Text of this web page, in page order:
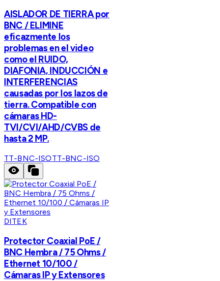
AISLADOR DE TIERRA por
BNC / ELIMINE
eficazmente los
problemas en el video
como el RUIDO,
DIAFONIA, INDUCCIÓN e
INTERFERENCIAS
causadas por los lazos de
tierra. Compatible con
cámaras HD-
TVI/CVI/AHD/CVBS de
hasta 2 MP.
TT-BNC-ISOTT-BNC-ISO
DITEK
Protector Coaxial PoE /
BNC Hembra / 75 Ohms /
Ethernet 10/100 /
Cámaras IP y Extensores